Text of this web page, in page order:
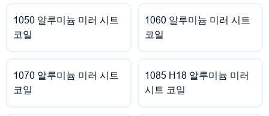
1050 알루미늄 미러 시트
코일
1060 알루미늄 미러 시트
코일
1070 알루미늄 미러 시트
코일
1085 H18 알루미늄 미러
시트 코일